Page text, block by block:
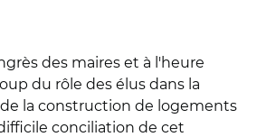
des maires et à l'heure
du rôle des élus dans la
la construction de logements
conciliation de cet